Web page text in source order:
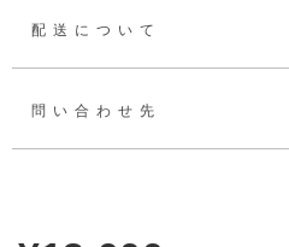
配送について
問い合わせ先